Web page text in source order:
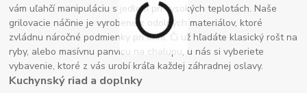
vám uľahčí manipuláciu s jedlom pri vysokých teplotách. Naše
grilovacie náčinie je vyrobené z odolných materiálov, ktoré
zvládnu náročné podmienky pri ohni. Či už hľadáte klasický rošt na
ryby, alebo masívnu panvicu na chalupu, u nás si vyberiete
vybavenie, ktoré z vás urobí kráľa každej záhradnej oslavy.
Kuchynský riad a doplnky